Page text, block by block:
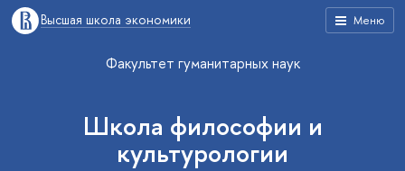
Меню
Высшая школа экономики
Факультет гуманитарных наук
Школа философии и
культурологии